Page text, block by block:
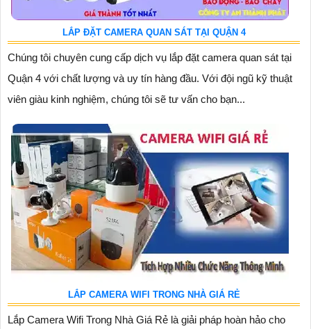
LẮP ĐẶT CAMERA QUAN SÁT TẠI QUẬN 4
Chúng tôi chuyên cung cấp dịch vụ lắp đặt camera quan sát tại
Quận 4 với chất lượng và uy tín hàng đầu. Với đội ngũ kỹ thuật
viên giàu kinh nghiệm, chúng tôi sẽ tư vấn cho bạn...
LẮP CAMERA WIFI TRONG NHÀ GIÁ RẺ
Lắp Camera Wifi Trong Nhà Giá Rẻ là giải pháp hoàn hảo cho